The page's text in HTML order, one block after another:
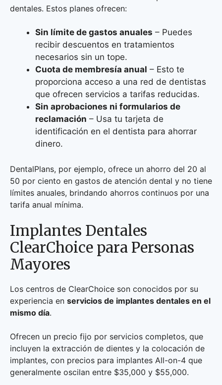
dentales. Estos planes ofrecen:
Sin límite de gastos anuales – Puedes
recibir descuentos en tratamientos
necesarios sin un tope.
Cuota de membresía anual – Esto te
proporciona acceso a una red de dentistas
que ofrecen servicios a tarifas reducidas.
Sin aprobaciones ni formularios de
reclamación – Usa tu tarjeta de
identificación en el dentista para ahorrar
dinero.
DentalPlans, por ejemplo, ofrece un ahorro del 20 al
50 por ciento en gastos de atención dental y no tiene
límites anuales, brindando ahorros continuos por una
tarifa anual mínima.
Implantes Dentales
ClearChoice para Personas
Mayores
Los centros de ClearChoice son conocidos por su
experiencia en servicios de implantes dentales en el
mismo día.
Ofrecen un precio fijo por servicios completos, que
incluyen la extracción de dientes y la colocación de
implantes, con precios para implantes All-on-4 que
generalmente oscilan entre $35,000 y $55,000.